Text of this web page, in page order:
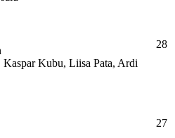
Kubu, Liisa Pata, Ardi
28
27